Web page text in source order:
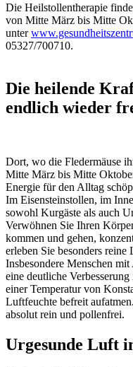
Die Heilstollentherapie
von Mitte März bis Mitte
unter
05327/700710.
Die heilende
endlich wieder
Dort, wo die Fledermäuse
Mitte März bis Mitte
Energie für den Alltag
Im Eisensteinstollen, im
sowohl Kurgäste als auch
Verwöhnen Sie Ihren
kommen und gehen,
erleben Sie besonders reine
Insbesondere Menschen
eine deutliche
einer Temperatur von
Luftfeuchte befreit
absolut rein und pollenfrei.
Urgesunde Luft